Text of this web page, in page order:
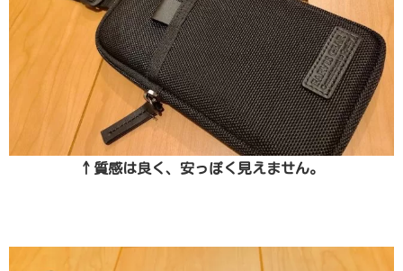
↑質感は良く、安っぽく見えません。